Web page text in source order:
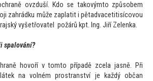
ovzduší. Kdo se takovýmto způsobem
zahrádku může zaplatit i pětadvacetitisícovou
vyšetřovatel požárů kpt. Ing. Jiří Zelenka.
spalování?
hovoří vtomto případě zcela jasně. Při
na volném prostranství je každý občan